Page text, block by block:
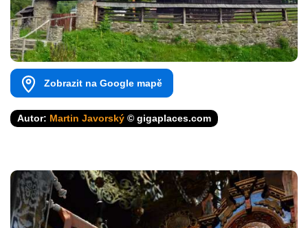
Zobrazit na Google mapě
Autor: Martin Javorský © gigaplaces.com